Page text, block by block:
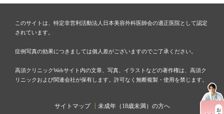
このサイトは、特定非営利活動法人日本美容外科医師会の適正医院として認定
されています。
症例写真の効果につきましては個人差がございますのでご了承ください。
高須クリニックWebサイト内の文章、写真、イラストなどの著作権は、高須ク
リニックおよび関連会社が保有します。許可なく無断複製・使用を禁じます。
サイトマップ
未成年（18歳未満）の方へ